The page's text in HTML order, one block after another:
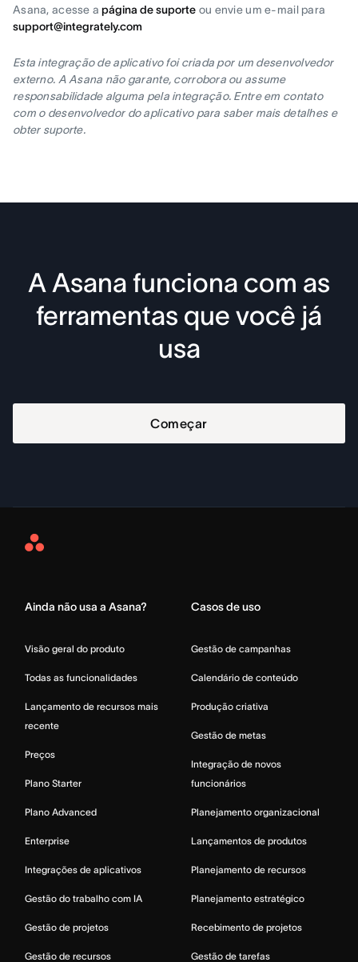
Asana, acesse apágina de suporte ou envie um e-mail para
support@integrately.com
Esta integração de aplicativo foi criada por um desenvolvedor
externo. A Asana não garante, corrobora ou assume
responsabilidade alguma pela integração. Entre em contato
com o desenvolvedor do aplicativo para saber mais detalhes e
obter suporte.
A Asana funciona com as
ferramentas que você já
usa
Começar
Asana
Ainda não usa a Asana?
Visão geral do produto
Todas as funcionalidades
Lançamento de recursos mais
recente
Preços
Plano Starter
Plano Advanced
Enterprise
Integrações de aplicativos
Gestão do trabalho com IA
Gestão de projetos
Gestão de recursos
Casos de uso
Gestão de campanhas
Calendário de conteúdo
Produção criativa
Gestão de metas
Integração de novos
funcionários
Planejamento organizacional
Lançamentos de produtos
Planejamento de recursos
Planejamento estratégico
Recebimento de projetos
Gestão de tarefas